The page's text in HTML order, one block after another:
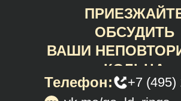
ОБСУДИТЬ
ВАШИ
КОЛЬЦА
Телефон:
+7 (495)